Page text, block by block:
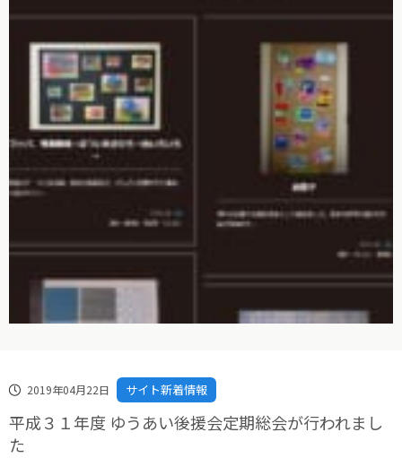
2019年04月22日 サイト新着情報
平成３１年度 ゆうあい後援会定期総会が行われまし
た